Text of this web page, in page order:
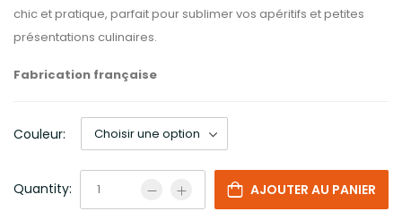
chic et pratique, parfait pour sublimer vos apéritifs et petites
présentations culinaires.
Fabrication française
Couleur:
Quantity: AJOUTER AU PANIER